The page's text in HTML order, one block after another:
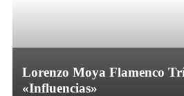
Lorenzo Moya Flamenco
«Influencias»